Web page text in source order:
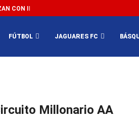
CON IMPEDIR EL MÉXICO VS SUDÁFRICA...
FÚTBOL JAGUARES FC
Millonario AA